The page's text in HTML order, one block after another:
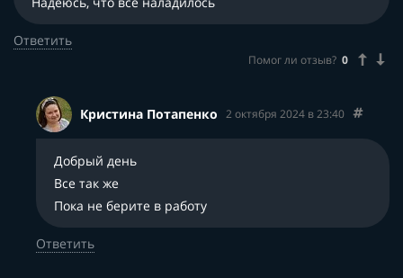
Ответить
Помог ли отзыв? 0
Кристина Потапенко 2 октября 2024 в 23:40
Добрый день
Все так же
Пока не берите в работу
Ответить